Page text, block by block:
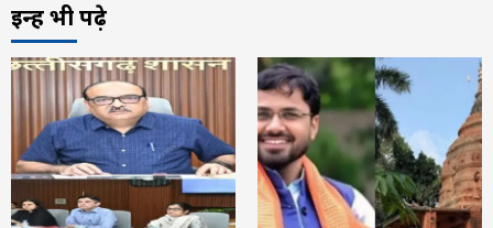
6
Feature छत्तीसगढ़ रायपुर लेटेस्ट
तीन बहनों ने एक साथ पास की नीट परीक्षा, उप
मुख्यमंत्री विजय शर्मा ने घर पहुंचकर दी बधाई
इन्हें भी पढ़े